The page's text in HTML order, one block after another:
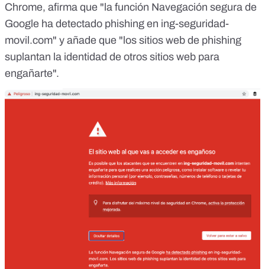
Chrome, afirma que "la función Navegación segura de
Google ha detectado phishing en ing-seguridad-
movil.com" y añade que "los sitios web de phishing
suplantan la identidad de otros sitios web para
engañarte".